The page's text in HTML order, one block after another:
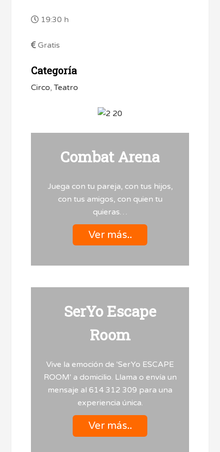
19:30 h
Gratis
Categoría
Circo,Teatro
Combat Arena
Juega con tu pareja, con tus hijos,
con tus amigos, con quien tu
quieras…
Ver más..
SerYo Escape
Room
Vive la emoción de 'SerYo ESCAPE
ROOM' a domicilio. Llama o envía un
mensaje al 614 312 309 para una
experiencia única.
Ver más..